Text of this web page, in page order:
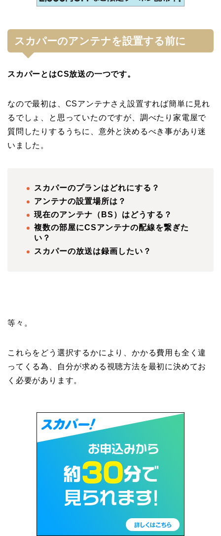
スカパーのアンテナを設置する前に
スカパーとはCS放送の一つです。
なので最初は、CSアンテナさえ設置すれば簡単に見れ
るでしょ、と思っていたのですが、調べたり家電屋で
質問したりするうちに、意外と決めるべき事があり迷
いました。
スカパーのプランはどれにする？
アンテナの設置場所は？
現在のアンテナ（BS）はどうする？
複数の部屋にCSアンテナの配線を繋ぎた
い？
スカパーの放送は録画したい？
等々。
これらをどう選択するかにより、かかる費用も全く違
ってくる為、自分が求める視聴方法を最初に決めてお
く必要があります。